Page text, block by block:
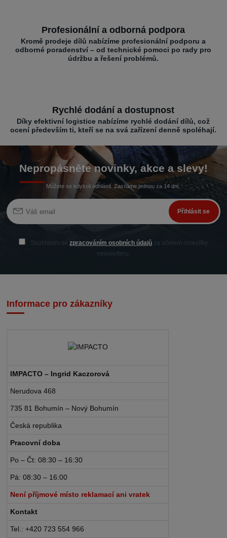
Profesionální a odborná podpora
Kromě prodeje dílů nabízíme profesionální podporu a
odborné poradenství – od technické pomoci po rady pro
údržbu a řešení problémů.
Rychlé dodání a dostupnost
Díky efektivní logistice nabízíme rychlé dodání dílů, což
ocení především ti, kteří se na svá zařízení denně spoléhají.
Nepropásněte novinky, akce a slevy!
Můžete se kdykoli odhlásit. Zasíláme jednou za 14 dní.
Přihlásit se
Souhlasím sezpracováním osobních údajů za účelem rozesílky
newsletteru.
Informace pro zákazníky
IMPACTO – Ingrid Kaczorová
Nerudova 468
735 81 Bohumín – Nový Bohumín
Česká republika
Pracovní doba
Po – Čt: 08:30 – 16:30
Pá: 08:30 – 16:00
Není příjmové místo reklamací ani vratek
Kontakt
Tel.: +420 723 554 966